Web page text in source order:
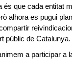
és que cada entitat
alhora es pugui
públic de Catalunya.
a participar a